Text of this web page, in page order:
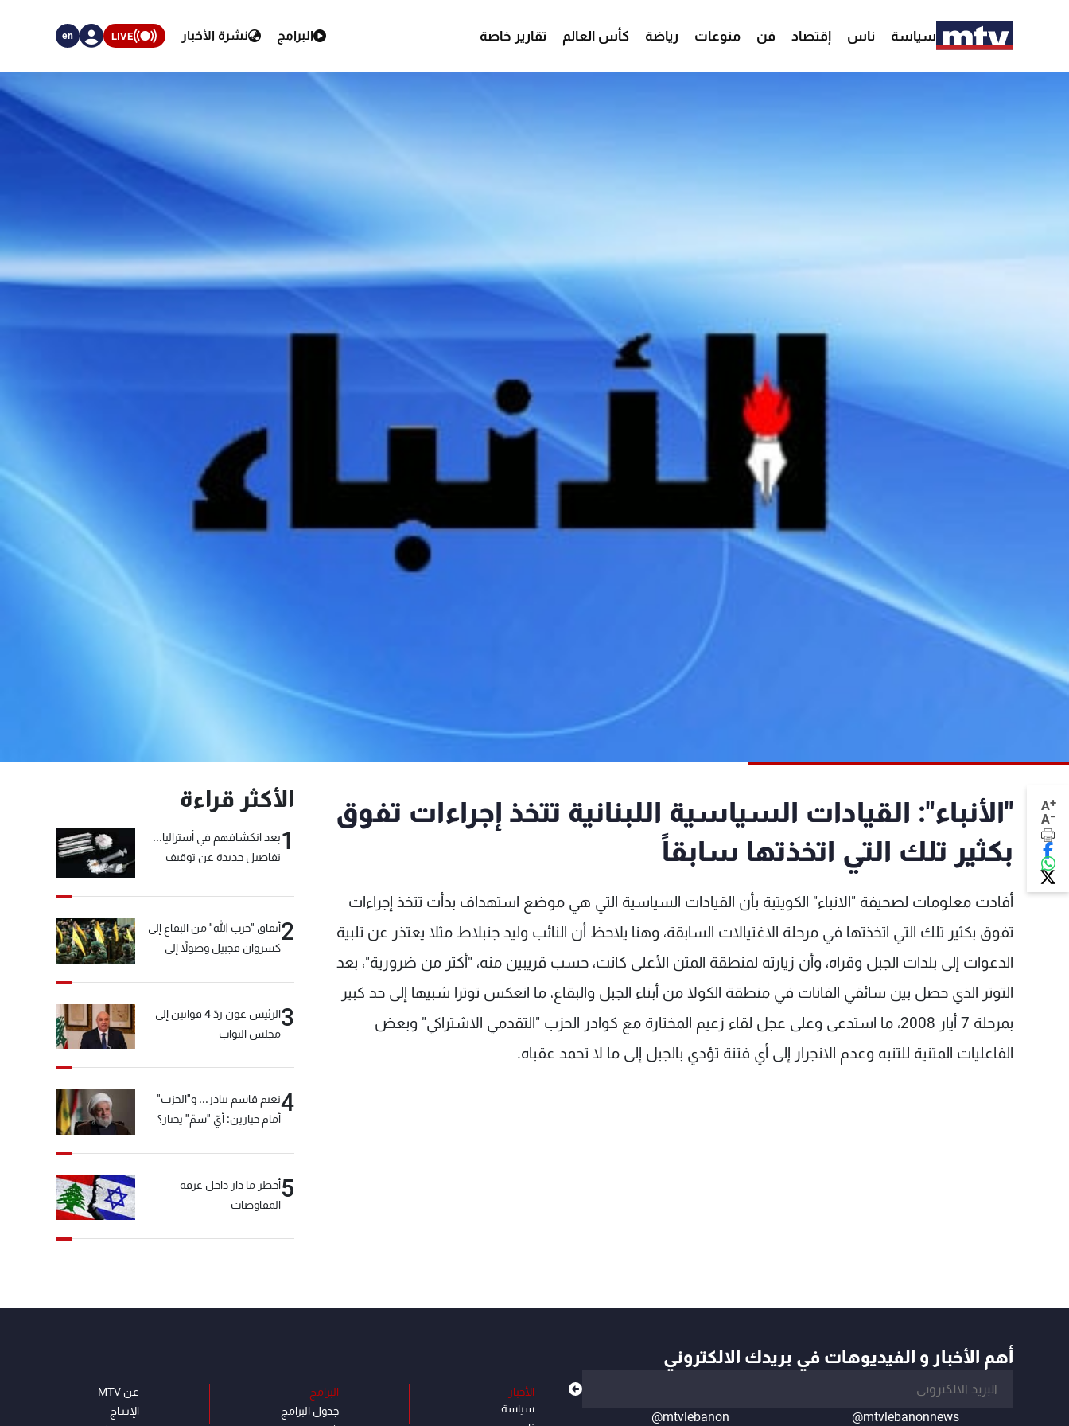
سياسة ناس إقتصاد فن منوعات رياضة كأس العالم تقارير خاصة البرامج نشرة الأخبار LIVE
en
A+
A-
"الأنباء": القيادات السياسية اللبنانية تتخذ إجراءات تفوق
بكثير تلك التي اتخذتها سابقاً
أفادت معلومات لصحيفة "الانباء" الكويتية بأن القيادات السياسية التي هي موضع استهداف بدأت تتخذ إجراءات
تفوق بكثير تلك التي اتخذتها في مرحلة الاغتيالات السابقة، وهنا يلاحظ أن النائب وليد جنبلاط مثلا يعتذر عن تلبية
الدعوات إلى بلدات الجبل وقراه، وأن زيارته لمنطقة المتن الأعلى كانت، حسب قريبين منه، "أكثر من ضرورية"، بعد
التوتر الذي حصل بين سائقي الفانات في منطقة الكولا من أبناء الجبل والبقاع، ما انعكس توترا شبيها إلى حد كبير
بمرحلة 7 أيار 2008، ما استدعى وعلى عجل لقاء زعيم المختارة مع كوادر الحزب "التقدمي الاشتراكي" وبعض
الفاعليات المتنية للتنبه وعدم الانجرار إلى أي فتنة تؤدي بالجبل إلى ما لا تحمد عقباه.
الأكثر قراءة
1بعد انكشافهم في أستراليا...
تفاصيل جديدة عن توقيف
2أنفاق "حزب الله" من البقاع إلى
كسروان فجبيل وصولاً إلى
3
الرئيس عون ردّ 4 قوانين إلى
مجلس النواب
4نعيم قاسم يبادر... و"الحزب"
أمام خيارين: أيّ "سمّ" يختار؟
5أخطر ما دار داخل غرفة
المفاوضات
أهم الأخبار و الفيديوهات في بريدك الالكتروني
@mtvlebanonnews
@mtvlebanon
الأخبار
سياسة
البرامج
جدول البرامج
عن MTV
الإنـتـاج